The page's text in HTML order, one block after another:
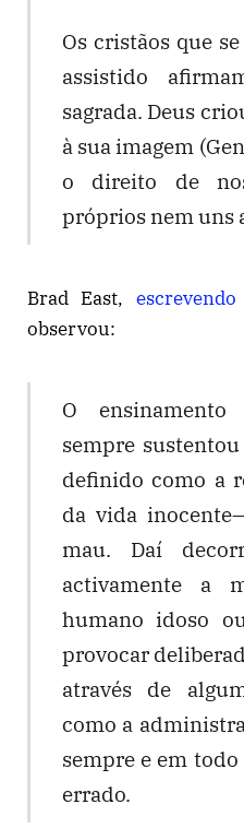
Os cristãos que
assistido
sagrada. Deus
à sua imagem
o direito de
próprios nem uns
Brad East, escrevendo
observou:
O
sempre
definido como a
da vida
mau. Daí
activamente a
humano idoso
provocar
através de
como a
sempre e em
errado.